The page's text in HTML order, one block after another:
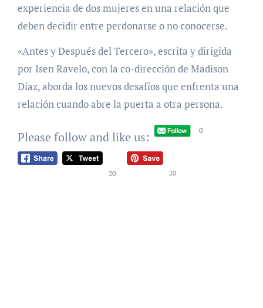
experiencia de dos mujeres en una relación que
deben decidir entre perdonarse o no conocerse.
«Antes y Después del Tercero», escrita y dirigida
por Isen Ravelo, con la co-dirección de Madison
Díaz, aborda los nuevos desafíos que enfrenta una
relación cuando abre la puerta a otra persona.
Please follow and like us: 0
20 20